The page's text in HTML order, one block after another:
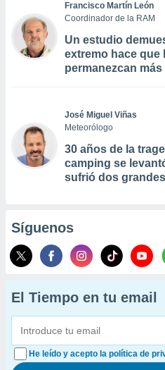
Francisco Martín León
Coordinador de la RAM
Un estudio
extremo hace que
permanezcan
José Miguel Viñas
Meteorólogo
30 años de la
camping se
sufrió dos
Síguenos
El Tiempo en tu email
He leído y acepto la política de